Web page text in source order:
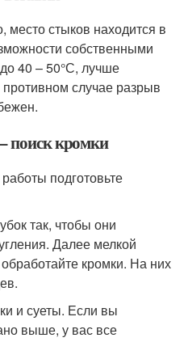
место стыков находится в
собственными
40 – 50°С, лучше
случае разрыв
поиск кромки
подготовьте
так, чтобы они
Далее мелкой
кромки. На них
и суеты. Если вы
выше, у вас все